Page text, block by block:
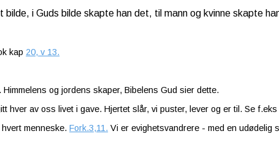
i Guds bilde skapte han det, til mann og kvinne skapte
kap 20, v 13.
og jordens skaper, Bibelens Gud sier dette.
hver av oss livet i gave. Hjertet slår, vi puster, lever og er til. Se
hvert menneske.Fork.3,11. Vi er evighetsvandrere - med en udødelig